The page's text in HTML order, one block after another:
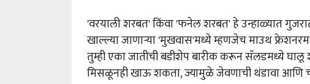
'वरयाली शरबत' किंवा 'फनेल शरबत' हे उन्हाळ्यात
खाल्ल्या जाणाऱ्या 'मुखवास'मध्ये म्हणजेच माउथ
तुम्ही एका जातीची बडीशेप बारीक करून सॅलडमध्ये घालू
मिसळूनही खाऊ शकता, ज्यामुळे जेवणाची थंडावा आणि